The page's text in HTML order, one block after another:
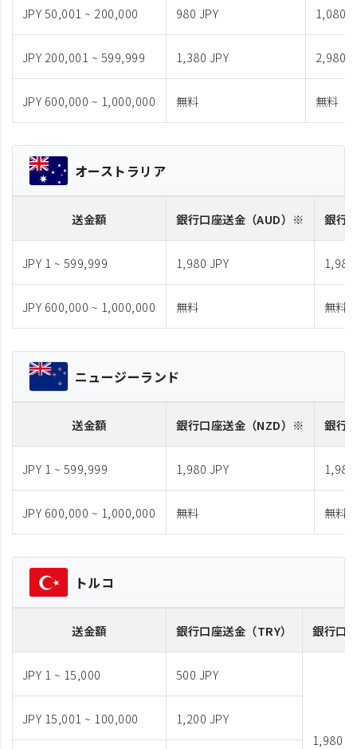
JPY 50,001 ~ 200,000 980 JPY 1,080
JPY 200,001 ~ 599,999 1,380 JPY 2,980
JPY 600,000 ~ 1,000,000 無料 無料
オーストラリア
送金額 銀行口座送金 （AUD）※ 銀行
JPY 1 ~ 599,999 1,980 JPY 1,980
JPY 600,000 ~ 1,000,000 無料 無料
ニュージーランド
送金額 銀行口座送金 （NZD）※ 銀行
JPY 1 ~ 599,999 1,980 JPY 1,980
JPY 600,000 ~ 1,000,000 無料 無料
トルコ
送金額 銀行口座送金 （TRY） 銀行口
JPY 1 ~ 15,000 500 JPY
1,980
JPY 15,001 ~ 100,000 1,200 JPY